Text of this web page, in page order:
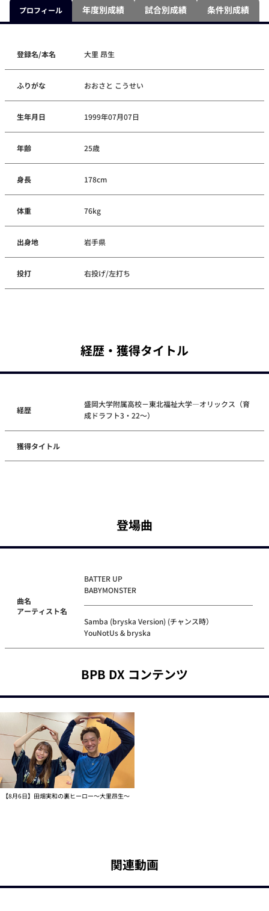
プロフィール 年度別成績 試合別成績 条件別成績
登録名/本名 大里 昂生
ふりがな おおさと こうせい
生年月日 1999年07月07日
年齢 25歳
身長 178cm
体重 76kg
出身地 岩手県
投打 右投げ/左打ち
経歴・獲得タイトル
経歴
盛岡大学附属高校－東北福祉大学―オリックス（育
成ドラフト3・22～）
獲得タイトル
登場曲
曲名
アーティスト名
BATTER UP
BABYMONSTER
Samba (bryska Version) (チャンス時）
YouNotUs & bryska
BPB DX コンテンツ
【8月6日】田畑実和の裏ヒーロー～大里昂生～
関連動画